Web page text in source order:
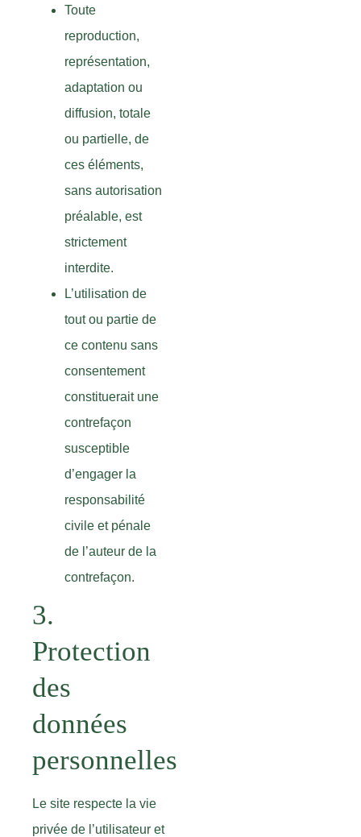
Toute
reproduction,
représentation,
adaptation ou
diffusion, totale
ou partielle, de
ces éléments,
sans autorisation
préalable, est
strictement
interdite.
L’utilisation de
tout ou partie de
ce contenu sans
consentement
constituerait une
contrefaçon
susceptible
d’engager la
responsabilité
civile et pénale
de l’auteur de la
contrefaçon.
3.
Protection
des
données
personnelles
Le site respecte la vie
privée de l’utilisateur et